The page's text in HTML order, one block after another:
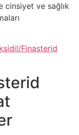
cinsiyet ve sağlık
Finasterid